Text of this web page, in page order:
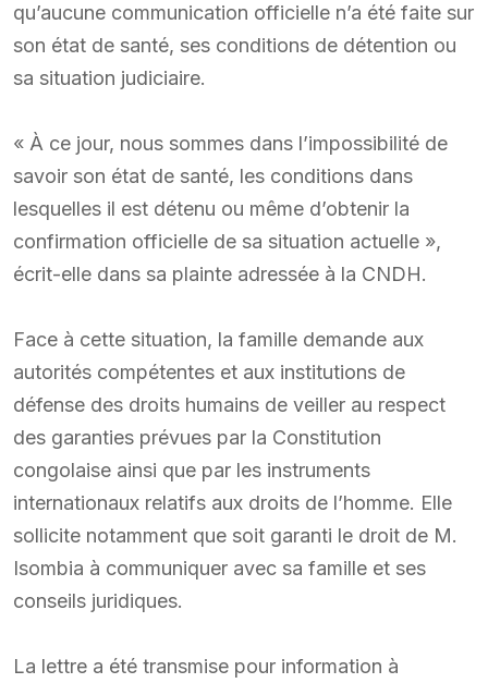
qu’aucune communication officielle n’a été faite sur
son état de santé, ses conditions de détention ou
sa situation judiciaire.
« À ce jour, nous sommes dans l’impossibilité de
savoir son état de santé, les conditions dans
lesquelles il est détenu ou même d’obtenir la
confirmation officielle de sa situation actuelle »,
écrit-elle dans sa plainte adressée à la CNDH.
Face à cette situation, la famille demande aux
autorités compétentes et aux institutions de
défense des droits humains de veiller au respect
des garanties prévues par la Constitution
congolaise ainsi que par les instruments
internationaux relatifs aux droits de l’homme. Elle
sollicite notamment que soit garanti le droit de M.
Isombia à communiquer avec sa famille et ses
conseils juridiques.
La lettre a été transmise pour information à